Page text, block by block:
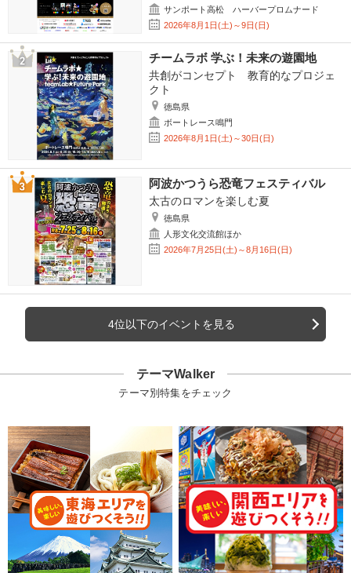
サンポート高松 ハーバープロムナード
2026年8月1日(土)～9日(日)
チームラボ 学ぶ！未来の遊園地
共創がコンセプト 教育的なプロジェ
クト
徳島県
ボートレース鳴門
2026年8月1日(土)～30日(日)
阿波かつうら恐竜フェスティバル
太古のロマンを楽しむ夏
徳島県
人形文化交流館ほか
2026年7月25日(土)～8月16日(日)
4位以下のイベントを見る
テーマWalker
テーマ別特集をチェック